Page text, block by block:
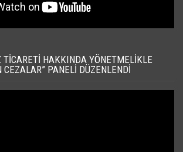
TICARETI HAKKINDA YÖNETMELIKLE
CEZALAR” PANELI DÜZENLENDI